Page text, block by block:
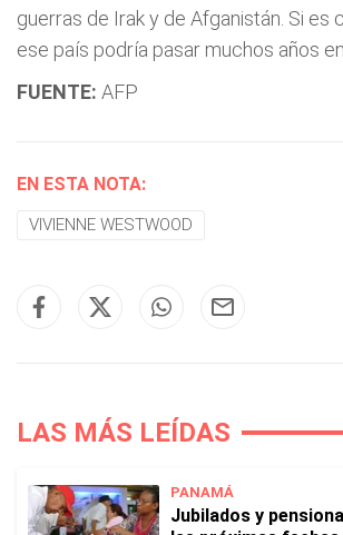
guerras de Irak y de Afganistán. Si es
ese país podría pasar muchos años
FUENTE: AFP
EN ESTA NOTA:
VIVIENNE WESTWOOD
LAS MÁS LEÍDAS
PANAMÁ
Jubilados y